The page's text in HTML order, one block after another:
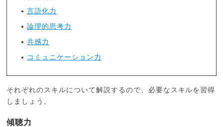
言語化力
論理的思考力
共感力
コミュニケーション力
それぞれのスキルについて解説するので、必要なスキルを習得
しましょう。
傾聴力